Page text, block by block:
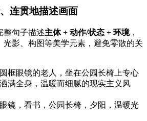
连贯地描述画面
整句子描述主体 + 动作/状态 + 环境，
光影、构图等美学元素，避免零散的关
框眼镜的老人，坐在公园长椅上专心
满全身，温暖而细腻的现实主义风
镜，看书，公园长椅，夕阳，温暖光